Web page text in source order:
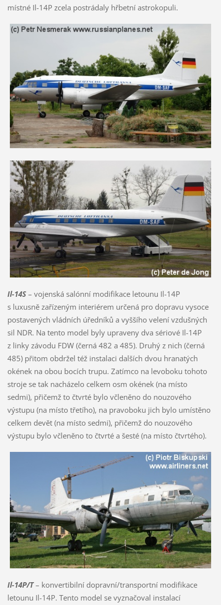
místné Il-14P zcela postrádaly hřbetní astrokopuli.
Il-14S– vojenská salónní modifikace letounu Il-14P
s luxusně zařízeným interiérem určená pro dopravu vysoce
postavených vládních úředníků a vyššího velení vzdušných
sil NDR. Na tento model byly upraveny dva sériové Il-14P
z linky závodu FDW (černá 482 a 485). Druhý z nich (černá
485) přitom obdržel též instalaci dalších dvou hranatých
okének na obou bocích trupu. Zatímco na levoboku tohoto
stroje se tak nacházelo celkem osm okének (na místo
sedmi), přičemž to čtvrté bylo včleněno do nouzového
výstupu (na místo třetího), na pravoboku jich bylo umístěno
celkem devět (na místo sedmi), přičemž do nouzového
výstupu bylo včleněno to čtvrté a šesté (na místo čtvrtého).
Il-14P/T– konvertibilní dopravní/transportní modifikace
letounu Il-14P. Tento model se vyznačoval instalací